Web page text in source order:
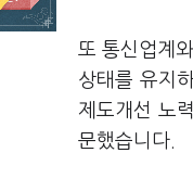
또 통신업계
상태를 유지
제도개선 노
문했습니다.